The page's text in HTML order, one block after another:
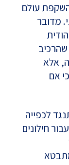
עולם
מדובר
אלא
אם
לכפייה
חילונים